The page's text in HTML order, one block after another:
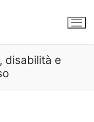
disabilità e